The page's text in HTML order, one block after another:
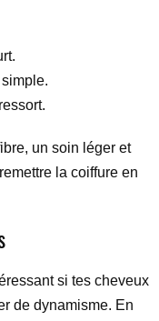
un soin léger et
la coiffure en
si tes cheveux
de dynamisme. En